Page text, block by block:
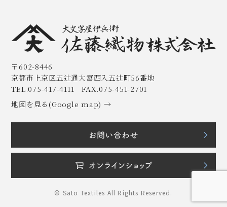
〒602-8446
京都市上京区五辻通大宮西入五辻町56番地
TEL.075-417-4111 FAX.075-451-2701
地図を見る(Google map) →
© Sato Textiles All Rights Reserved.